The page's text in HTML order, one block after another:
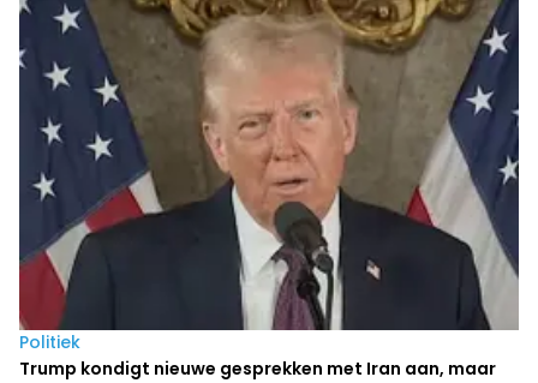
Politiek
Trump kondigt nieuwe gesprekken met Iran aan, maar